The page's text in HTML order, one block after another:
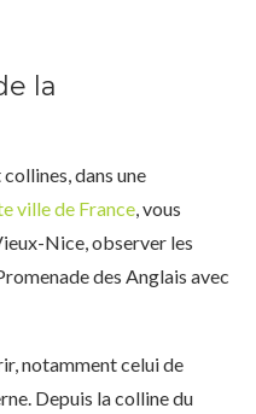
la
dans une
ville de France, vous
Nice, observer les
des Anglais avec
notamment celui de
Depuis la colline du